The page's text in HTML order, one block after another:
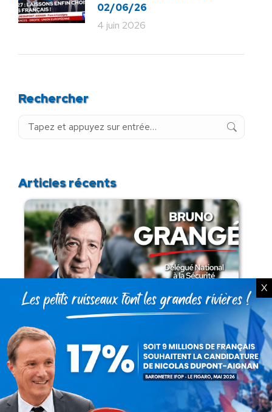
02/06/26
4 juin 2026
Rechercher
Recherche
Articles récents
Présomption de légitimité de l’usage des
armes par les forces de l’ordre
X